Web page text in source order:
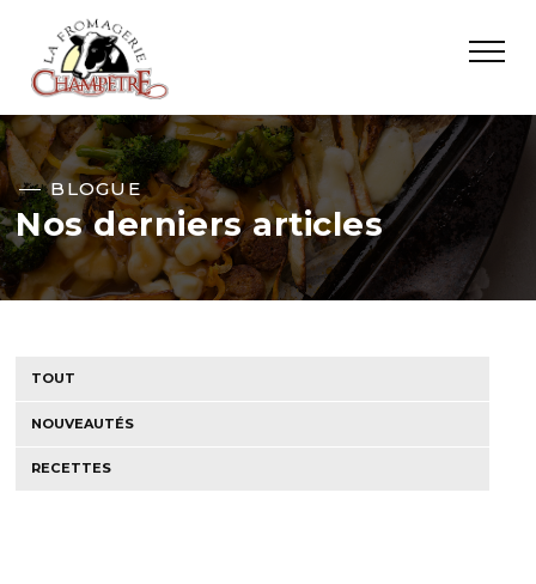
BLOGUE
Nos derniers articles
TOUT
NOUVEAUTÉS
RECETTES